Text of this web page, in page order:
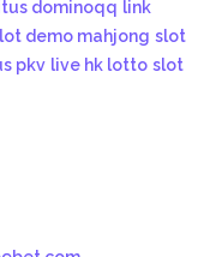
dominoqq link
demo mahjong slot
pkv live hk lotto slot